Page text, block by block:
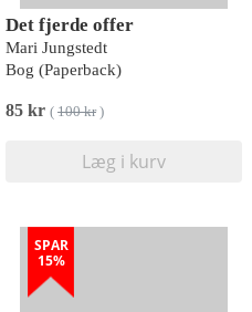
Det fjerde offer
Mari Jungstedt
Bog (Paperback)
85 kr ( 100 kr)
Læg i kurv
SPAR
15%